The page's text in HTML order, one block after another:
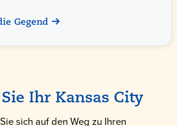
Gegend
Ihr Kansas City
sich auf den Weg zu Ihren